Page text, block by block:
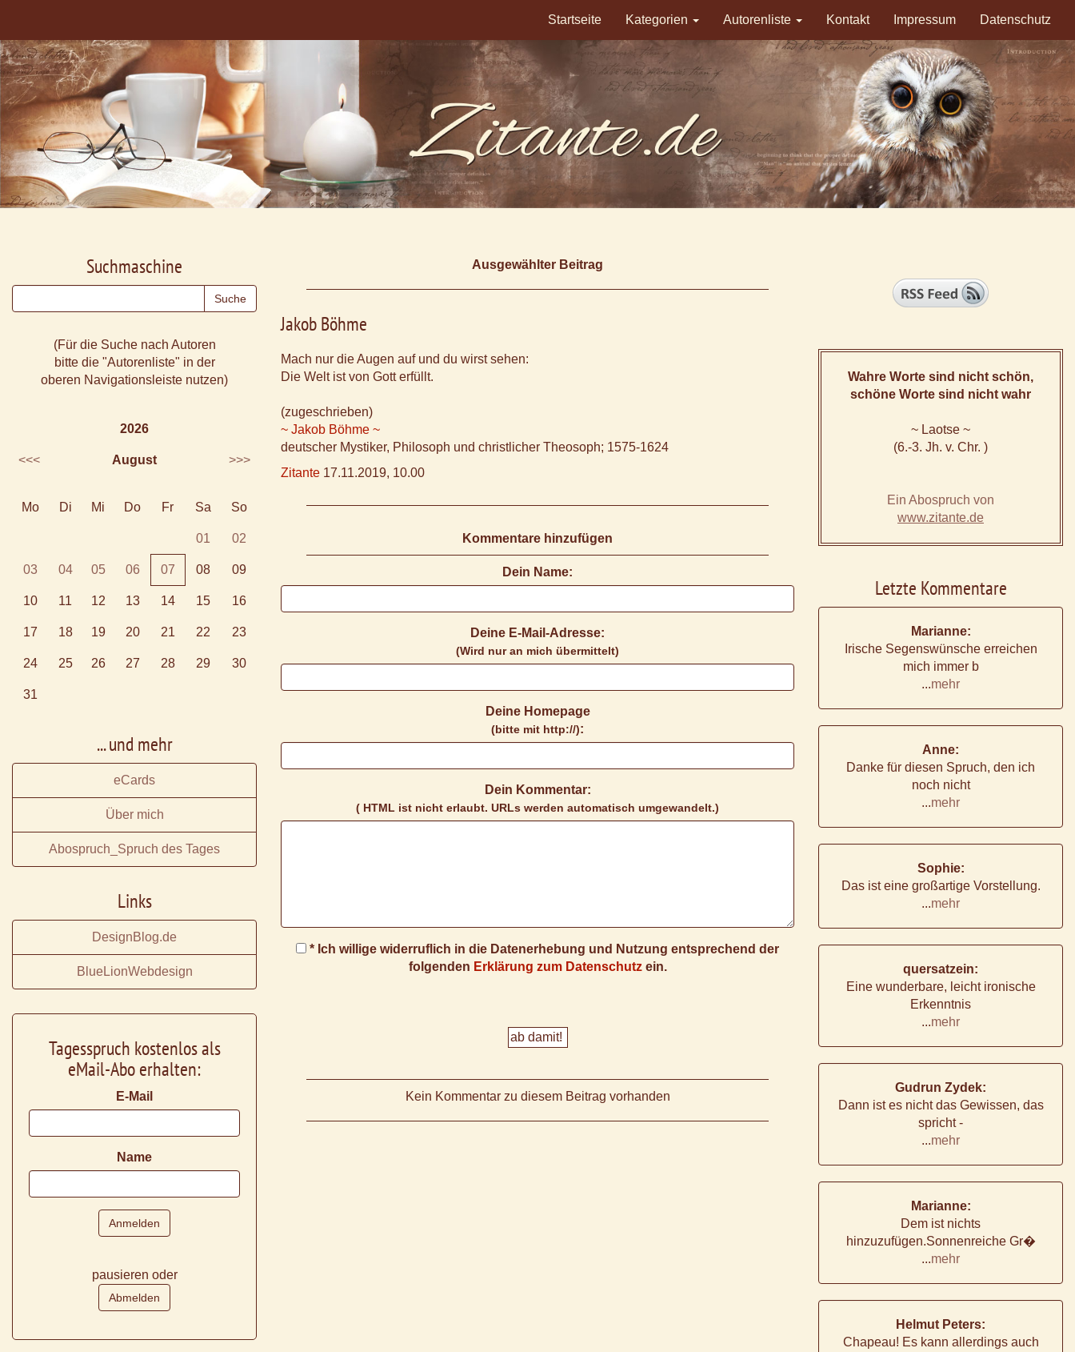
Startseite Kategorien Autorenliste Kontakt Impressum Datenschutz
Ausgewählter Beitrag
Jakob Böhme
Mach nur die Augen auf und du wirst sehen:
Die Welt ist von Gott erfüllt.
(zugeschrieben)
~ Jakob Böhme ~
deutscher Mystiker, Philosoph und christlicher Theosoph; 1575-1624
Zitante 17.11.2019, 10.00
Kommentare hinzufügen
Dein Name:
Deine E-Mail-Adresse:
(Wird nur an mich übermittelt)
Deine Homepage
(bitte mit http://):
Dein Kommentar:
( HTML ist nicht erlaubt. URLs werden automatisch umgewandelt.)
* Ich willige widerruflich in die Datenerhebung und Nutzung entsprechend der
folgenden Erklärung zum Datenschutzein.
Kein Kommentar zu diesem Beitrag vorhanden
Suchmaschine
(Für die Suche nach Autoren
bitte die "Autorenliste" in der
oberen Navigationsleiste nutzen)
2026
<<< August >>>
Mo Di Mi Do Fr Sa So
01 02
03 04 05 06 07 08 09
10 11 12 13 14 15 16
17 18 19 20 21 22 23
24 25 26 27 28 29 30
31
... und mehr
eCards
Über mich
Abospruch_Spruch des Tages
Links
DesignBlog.de
BlueLionWebdesign
Tagesspruch kostenlos als
eMail-Abo erhalten:
E-Mail
Name
pausieren oder
Wahre Worte sind nicht schön,
schöne Worte sind nicht wahr
~ Laotse ~
(6.-3. Jh. v. Chr. )
Ein Abospruch von
www.zitante.de
Letzte Kommentare
Marianne:
Irische Segenswünsche erreichen
mich immer b
...mehr
Anne:
Danke für diesen Spruch, den ich
noch nicht
...mehr
Sophie:
Das ist eine großartige Vorstellung.
...mehr
quersatzein:
Eine wunderbare, leicht ironische
Erkenntnis
...mehr
Gudrun Zydek:
Dann ist es nicht das Gewissen, das
spricht -
...mehr
Marianne:
Dem ist nichts
hinzuzufügen.Sonnenreiche Gr�
...mehr
Helmut Peters:
Chapeau! Es kann allerdings auch